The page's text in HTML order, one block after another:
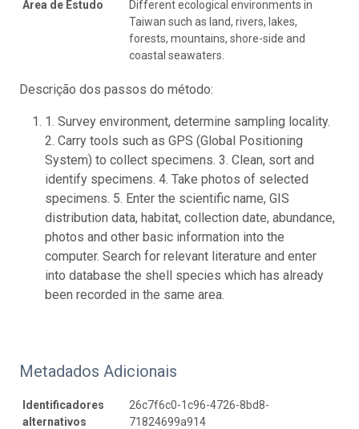
Área de Estudo
Different ecological environments in
Taiwan such as land, rivers, lakes,
forests, mountains, shore-side and
coastal seawaters.
Descrição dos passos do método:
1. Survey environment, determine sampling locality.
2. Carry tools such as GPS (Global Positioning
System) to collect specimens. 3. Clean, sort and
identify specimens. 4. Take photos of selected
specimens. 5. Enter the scientific name, GIS
distribution data, habitat, collection date, abundance,
photos and other basic information into the
computer. Search for relevant literature and enter
into database the shell species which has already
been recorded in the same area.
Metadados Adicionais
Identificadores
alternativos
26c7f6c0-1c96-4726-8bd8-
71824699a914